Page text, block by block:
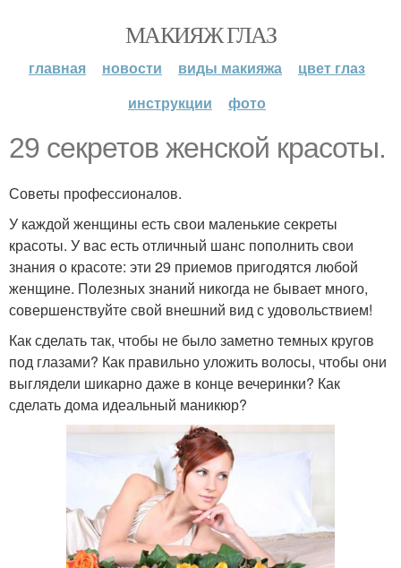
МАКИЯЖ ГЛАЗ
главная новости виды макияжа
цвет глаз
инструкции
фото
29 секретов женской красоты.
Советы профессионалов.
У каждой женщины есть свои маленькие секреты
красоты. У вас есть отличный шанс пополнить свои
знания о красоте: эти 29 приемов пригодятся любой
женщине. Полезных знаний никогда не бывает много,
совершенствуйте свой внешний вид с удовольствием!
Как сделать так, чтобы не было заметно темных кругов
под глазами? Как правильно уложить волосы, чтобы они
выглядели шикарно даже в конце вечеринки? Как
сделать дома идеальный маникюр?